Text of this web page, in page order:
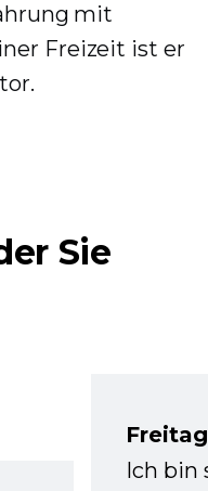
mit
Freizeit ist er
Sie
Ich bin